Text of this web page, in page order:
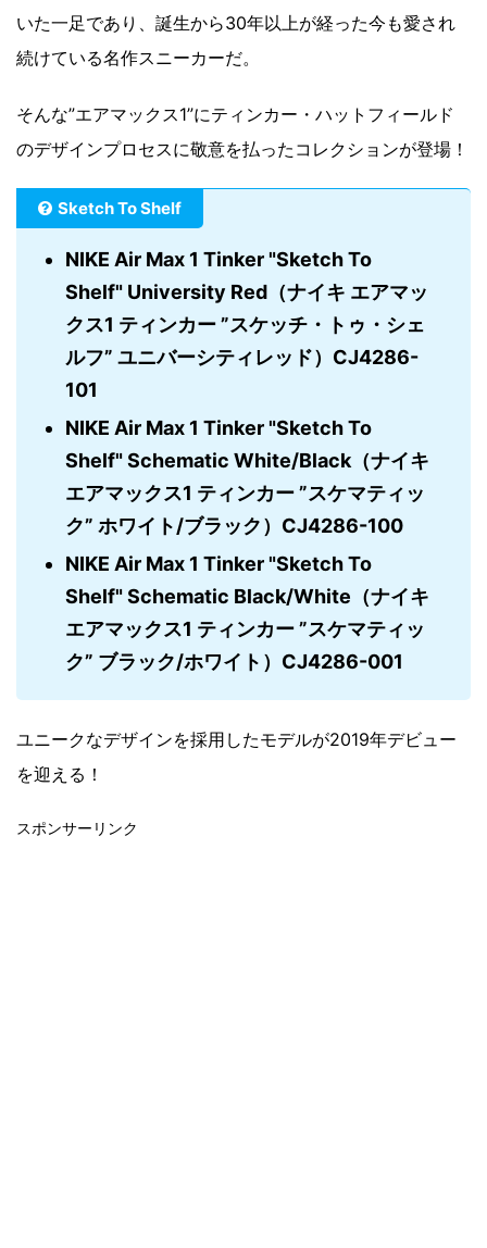
いた一足であり、誕生から30年以上が経った今も愛され
続けている名作スニーカーだ。
そんな”エアマックス1”にティンカー・ハットフィールド
のデザインプロセスに敬意を払ったコレクションが登場！
Sketch To Shelf
NIKE Air Max 1 Tinker "Sketch To
Shelf" University Red（ナイキ エアマッ
クス1 ティンカー ”スケッチ・トゥ・シェ
ルフ” ユニバーシティレッド）CJ4286-
101
NIKE Air Max 1 Tinker "Sketch To
Shelf" Schematic White/Black（ナイキ
エアマックス1 ティンカー ”スケマティッ
ク” ホワイト/ブラック）CJ4286-100
NIKE Air Max 1 Tinker "Sketch To
Shelf" Schematic Black/White（ナイキ
エアマックス1 ティンカー ”スケマティッ
ク” ブラック/ホワイト）CJ4286-001
ユニークなデザインを採用したモデルが2019年デビュー
を迎える！
スポンサーリンク